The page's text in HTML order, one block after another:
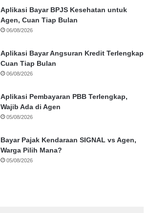
Aplikasi Bayar BPJS Kesehatan untuk
Agen, Cuan Tiap Bulan
06/08/2026
Aplikasi Bayar Angsuran Kredit Terlengkap
Cuan Tiap Bulan
06/08/2026
Aplikasi Pembayaran PBB Terlengkap,
Wajib Ada di Agen
05/08/2026
Bayar Pajak Kendaraan SIGNAL vs Agen,
Warga Pilih Mana?
05/08/2026